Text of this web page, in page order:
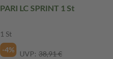
PARI LC SPRINT 1 St
1 St
-4%
UVP: 38,91 €